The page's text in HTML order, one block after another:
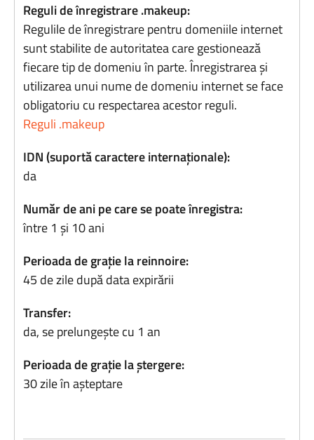
Reguli de înregistrare .makeup:
Regulile de înregistrare pentru domeniile internet
sunt stabilite de autoritatea care gestionează
fiecare tip de domeniu în parte. Înregistrarea și
utilizarea unui nume de domeniu internet se face
obligatoriu cu respectarea acestor reguli.
Reguli .makeup
IDN (suportă caractere internaționale):
da
Număr de ani pe care se poate înregistra:
între 1 și 10 ani
Perioada de grație la reinnoire:
45 de zile după data expirării
Transfer:
da, se prelungește cu 1 an
Perioada de grație la ștergere:
30 zile în așteptare